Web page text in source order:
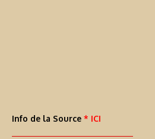
Info de la Source * ICI